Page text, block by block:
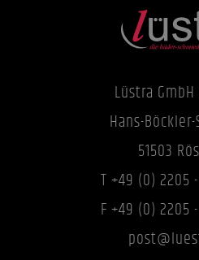
Lüstra GmbH
Hans-
51503
T +49 (0) 2205
F +49 (0) 2205